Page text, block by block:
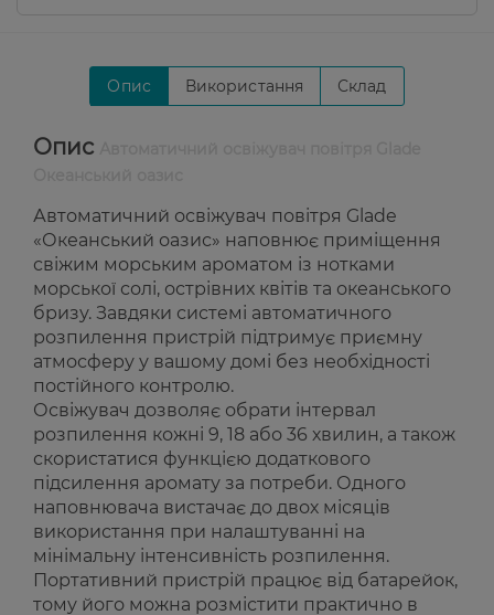
Опис Використання Склад
Опис
Автоматичний освіжувач повітря Glade
«Океанський оазис» наповнює приміщення
свіжим морським ароматом із нотками
морської солі, острівних квітів та океанського
бризу. Завдяки системі автоматичного
розпилення пристрій підтримує приємну
атмосферу у вашому домі без необхідності
постійного контролю.
Освіжувач дозволяє обрати інтервал
розпилення кожні 9, 18 або 36 хвилин, а також
скористатися функцією додаткового
підсилення аромату за потреби. Одного
наповнювача вистачає до двох місяців
використання при налаштуванні на
мінімальну інтенсивність розпилення.
Портативний пристрій працює від батарейок,
тому його можна розмістити практично в